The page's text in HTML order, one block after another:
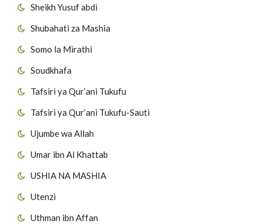
Sheikh Yusuf abdi
Shubahati za Mashia
Somo la Mirathi
Soudkhafa
Tafsiri ya Qur’ani Tukufu
Tafsiri ya Qur’ani Tukufu-Sauti
Ujumbe wa Allah
Umar ibn Al Khattab
USHIA NA MASHIA
Utenzi
Uthman ibn Affan